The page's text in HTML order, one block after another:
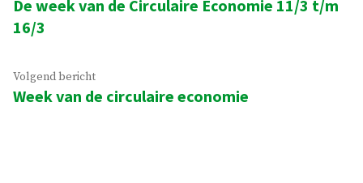
navigatie
bericht:
De week van de Circulaire Economie 11/3 t/m
16/3
Volgend berichtVolgend
bericht:
Week van de circulaire economie